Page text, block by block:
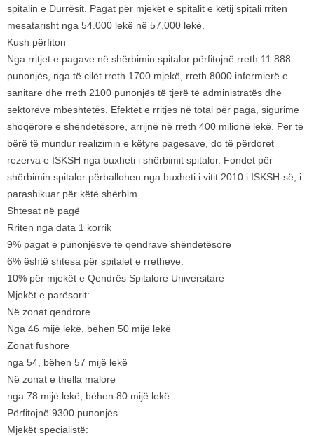
spitalin e Durrësit. Pagat për mjekët e spitalit e këtij spitali rriten
mesatarisht nga 54.000 lekë në 57.000 lekë.
Kush përfiton
Nga rritjet e pagave në shërbimin spitalor përfitojnë rreth 11.888
punonjës, nga të cilët rreth 1700 mjekë, rreth 8000 infermierë e
sanitare dhe rreth 2100 punonjës të tjerë të administratës dhe
sektorëve mbështetës. Efektet e rritjes në total për paga, sigurime
shoqërore e shëndetësore, arrijnë në rreth 400 milionë lekë. Për të
bërë të mundur realizimin e këtyre pagesave, do të përdoret
rezerva e ISKSH nga buxheti i shërbimit spitalor. Fondet për
shërbimin spitalor përballohen nga buxheti i vitit 2010 i ISKSH-së, i
parashikuar për këtë shërbim.
Shtesat në pagë
Rriten nga data 1 korrik
9% pagat e punonjësve të qendrave shëndetësore
6% është shtesa për spitalet e rretheve.
10% për mjekët e Qendrës Spitalore Universitare
Mjekët e parësorit:
Në zonat qendrore
Nga 46 mijë lekë, bëhen 50 mijë lekë
Zonat fushore
nga 54, bëhen 57 mijë lekë
Në zonat e thella malore
nga 78 mijë lekë, bëhen 80 mijë lekë
Përfitojnë 9300 punonjës
Mjekët specialistë: